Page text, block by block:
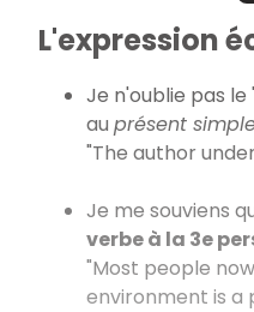
L'expression
Je n'oublie pas le
au présent
"The author
Je me souviens
verbe à la 3e
"Most people
environment is a